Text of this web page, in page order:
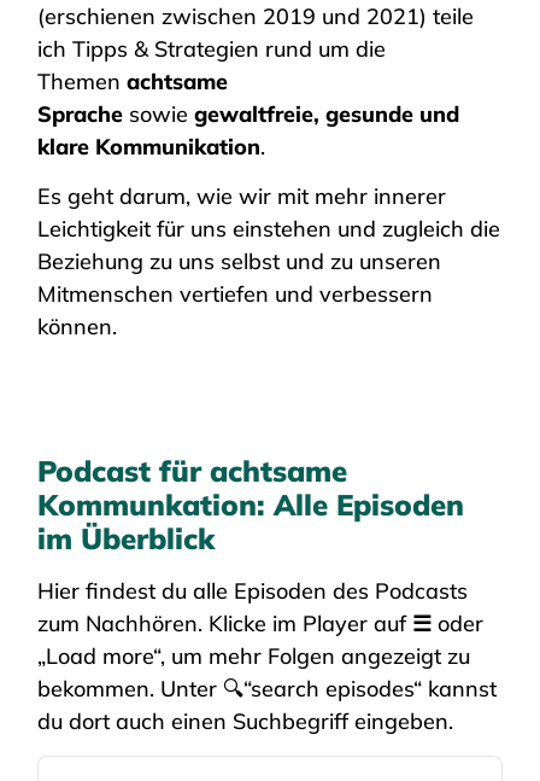
(erschienen zwischen 2019 und 2021) teile
ich Tipps & Strategien rund um die
Themenachtsame
Sprache sowiegewaltfreie, gesunde und
klare Kommunikation.
Es geht darum, wie wir mit mehr innerer
Leichtigkeit für uns einstehen und zugleich die
Beziehung zu uns selbst und zu unseren
Mitmenschen vertiefen und verbessern
können.
Podcast für achtsame
Kommunkation: Alle Episoden
im Überblick
Hier findest du alle Episoden des Podcasts
zum Nachhören. Klicke im Player auf ☰ oder
„Load more“, um mehr Folgen angezeigt zu
bekommen. Unter 🔍“search episodes“ kannst
du dort auch einen Suchbegriff eingeben.
Audio